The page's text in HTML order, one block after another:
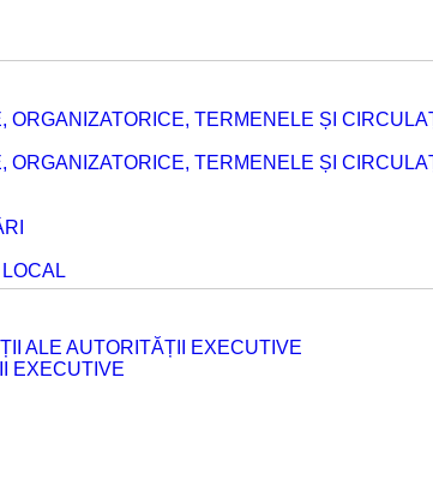
TERMENELE ȘI
TERMENELE ȘI
ALE AUTORITĂȚII EXECUTIVE
EXECUTIVE